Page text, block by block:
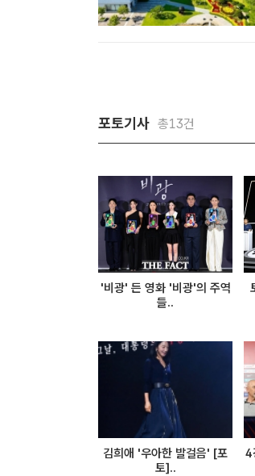
포토기사 총13건
'비광' 든 영화 '비광'의 주역
들..
김희애 '우아한 발걸음' [포
토]..
4